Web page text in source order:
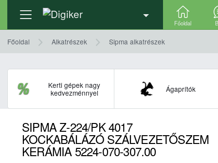
Főoldal
Főoldal Alkatrészek Sipma alkatrészek
Kerti gépek nagy
kedvezménnyel
Ágaprítók
SIPMA Z-224/PK 4017
KOCKABÁLÁZÓ SZÁLVEZETŐSZEM
KERÁMIA 5224-070-307.00
Termék adatlap Részletek,